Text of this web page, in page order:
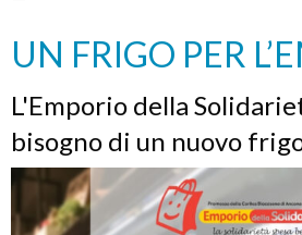
UN FRIGO PER
L'Emporio della
bisogno di un nuovo